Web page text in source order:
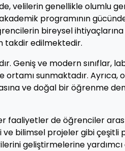
velilerin genellikle olumlu
programının
bireysel
takdir edilmektedir.
Geniş ve modern sınıflar,
sunmaktadır. Ayrıca,
ve doğal bir öğrenme
faaliyetler de öğrenciler
bilimsel projeler gibi
geliştirmelerine yardımcı